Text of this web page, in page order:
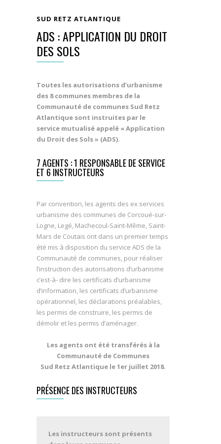
SUD RETZ ATLANTIQUE
ADS : APPLICATION DU DROIT
DES SOLS
Toutes les autorisations d’urbanisme
des 8 communes membres de la
Communauté de communes Sud Retz
Atlantique sont instruites par le
service mutualisé appelé « Application
du Droit des Sols » (ADS).
7 AGENTS : 1 RESPONSABLE DE SERVICE
ET 6 INSTRUCTEURS
Par convention, les agents des ex services
urbanisme des communes de Corcoué-sur-
Logne, Legé, Machecoul-Saint-Même, Saint-
Mars de Coutais ont dans un premier temps
été mis à disposition du service ADS de la
Communauté de communes, pour réaliser
l’instruction des autorisations d’urbanisme
c’est-à- dire les certificats d’urbanisme
d’information, les certificats d’urbanisme
opérationnel, les déclarations préalables,
les permis de construire, les permis de
démolir et les permis d’aménager.
Les agents ont été transférés à la
Communauté de Communes
Sud Retz Atlantique le 1er juillet 2018.
PRÉSENCE DES INSTRUCTEURS
Les instructeurs sont présents